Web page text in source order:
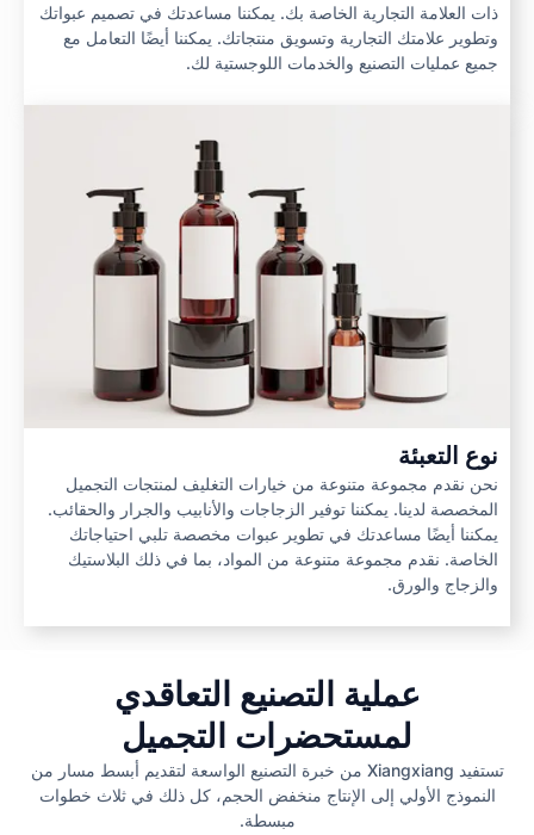
ذات العلامة التجارية الخاصة بك. يمكننا مساعدتك في تصميم عبواتك
وتطوير علامتك التجارية وتسويق منتجاتك. يمكننا أيضًا التعامل مع
جميع عمليات التصنيع والخدمات اللوجستية لك.
نوع التعبئة
نحن نقدم مجموعة متنوعة من خيارات التغليف لمنتجات التجميل
المخصصة لدينا. يمكننا توفير الزجاجات والأنابيب والجرار والحقائب.
يمكننا أيضًا مساعدتك في تطوير عبوات مخصصة تلبي احتياجاتك
الخاصة. نقدم مجموعة متنوعة من المواد، بما في ذلك البلاستيك
والزجاج والورق.
عملية التصنيع التعاقدي
لمستحضرات التجميل
تستفيد Xiangxiang من خبرة التصنيع الواسعة لتقديم أبسط مسار من
النموذج الأولي إلى الإنتاج منخفض الحجم، كل ذلك في ثلاث خطوات
مبسطة.